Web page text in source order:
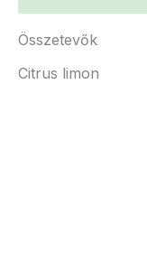
Összetevők
Citrus limon